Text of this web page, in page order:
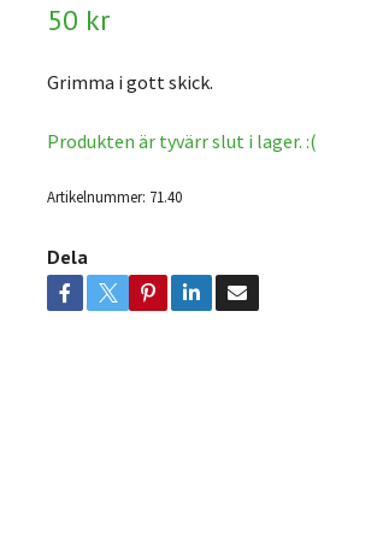
50 kr
Grimma i gott skick.
Produkten är tyvärr slut i lager. :(
Artikelnummer: 71.40
Dela